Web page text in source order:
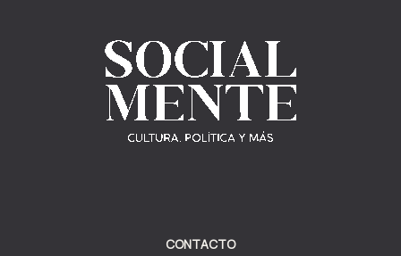
CONTACTO